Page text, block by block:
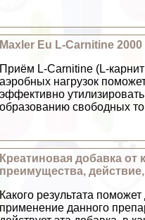
Maxler Eu L-Carnitine
Приём L-Carnitine (L-
аэробных нагрузок
эффективно
образованию свободных
Креатиновая добавка от
преимущества,
Какого результата поможет
применение данного